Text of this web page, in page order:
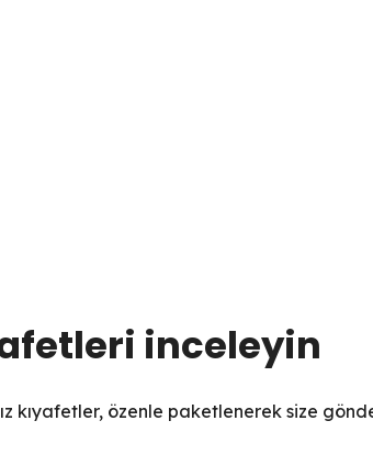
inceleyin
kıyafetler, özenle paketlenerek size